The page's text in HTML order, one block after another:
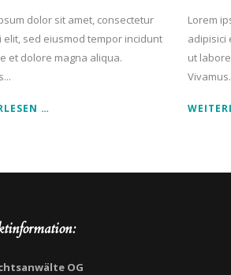
dolor sit amet, consectetur
elit, sed eiusmod tempor incidunt
et dolore magna aliqua.
…
Lorem
adipisici
ut
OG